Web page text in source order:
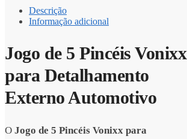
Descrição
Informação adicional
Jogo de 5 Pincéis Vonixx
para Detalhamento
Externo Automotivo
O Jogo de 5 Pincéis Vonixx para